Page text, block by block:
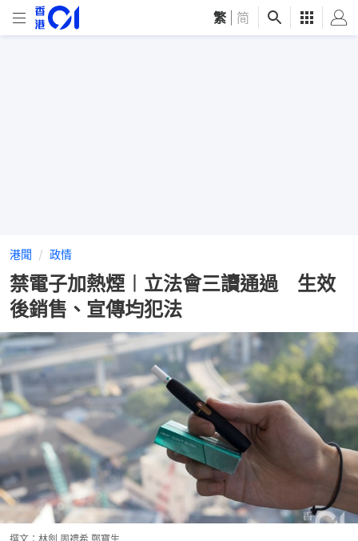
繁 简
港聞 政情
禁電子加熱煙︱立法會三讀通過 生效
後銷售、宣傳均犯法
撰文： 林劍 周禮希 鄭寶生